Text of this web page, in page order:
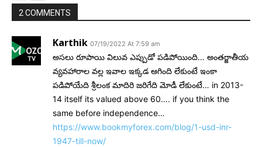
2 COMMENTS
Karthik 07/19/2022 At 7:59 am
అసలు రూపాయి విలువ ఎప్పుడో పడిపోయింది… అంతర్జాతీయ
వ్యవహారాల వల్ల ఇవాల ఇక్కడ ఆగింది లేకుంటే ఇంకా
పడిపోయేది శ్రీలంక మాదిరి జరిగేది మోడీ లేకుంటే… in 2013-
14 itself its valued above 60…. if you think the
same before independence…
https://www.bookmyforex.com/blog/1-usd-inr-
1947-till-now/